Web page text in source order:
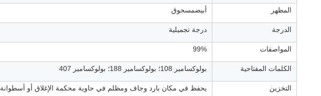
المظهر أبيضمسحوق
الدرجة درجة تجميلية
المواصفات 99%
الكلمات المفتاحية بولوكسامير 108؛ بولوكسامير 188؛ بولوكسامير 407
التخزين يحفظ في مكان بارد وجاف ومظلم في حاوية محكمة الإغلاق أو أسطوانة.